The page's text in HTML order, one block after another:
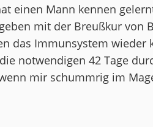
einen Mann kennen
mit der Breußkur von
das Immunsystem wieder
notwendigen 42 Tage
mir schummrig im